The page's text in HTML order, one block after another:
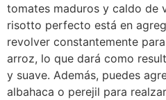
tomates maduros y caldo de
risotto perfecto está en
revolver constantemente
arroz, lo que dará como
y suave. Además, puedes
albahaca o perejil para